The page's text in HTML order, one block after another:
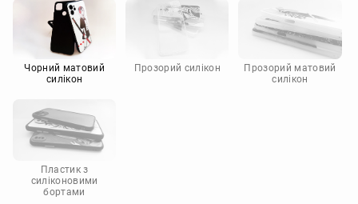
Motorola
Чорний матовий
силікон
Прозорий силікон
Прозорий матовий
силікон
Пластик з
силіконовими
бортами